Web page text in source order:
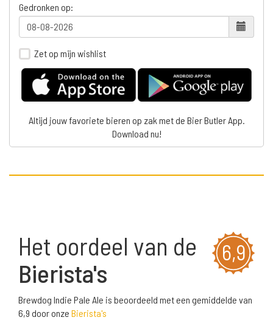
Gedronken op:
Zet op mijn wishlist
Altijd jouw favoriete bieren op zak met de Bier Butler App.
Download nu!
6,9
Het oordeel van de
Bierista's
Brewdog Indie Pale Ale is beoordeeld met een gemiddelde van
6,9 door onze Bierista's